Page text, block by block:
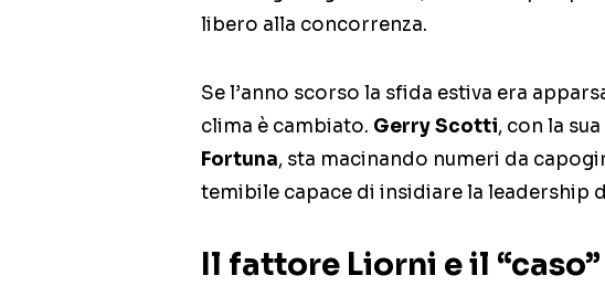
libero alla concorrenza.
Se l’anno scorso la sfida estiva era
clima è cambiato. Gerry Scotti, con la
Fortuna, sta macinando numeri da
temibile capace di insidiare la leadership
Il fattore Liorni e il